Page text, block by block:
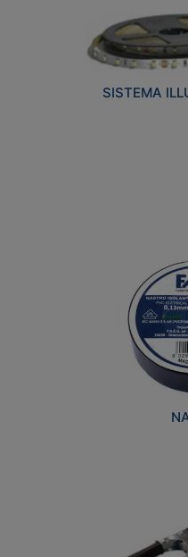
SISTEMA